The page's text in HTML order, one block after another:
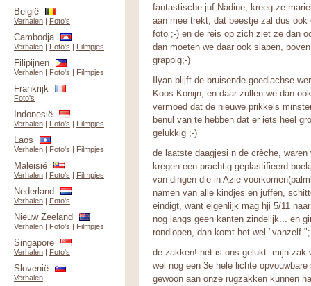
fantastische juf Nadine, kreeg ze
aan mee trekt, dat beestje zal dus
foto ;-) en de reis op zich ziet ze dan
dan moeten we daar ook slapen,
grappig;-)
Ilyan blijft de bruisende goedlachse
Koos Konijn, en daar zullen we dan
vermoed dat de nieuwe prikkels
benul van te hebben dat er iets heel
gelukkig ;-)
de laatste daagjesi n de crèche,
kregen een prachtig geplastifieerd
van dingen die in Azie
namen van alle kindjes en juffen,
eindigt, want eigenlijk mag hji 5/11
nog langs geen kanten zindelijk... en
rondlopen, dan komt het wel "vanzelf
de zakken! het is ons gelukt: mijn zak
wel nog een 3e hele lichte
gewoon aan onze rugzakken kunnen
België
Verhalen | Foto's
Cambodja
Verhalen | Foto's | Filmpjes
Filipijnen
Verhalen | Foto's | Filmpjes
Frankrijk
Foto's
Indonesië
Verhalen | Foto's | Filmpjes
Laos
Verhalen | Foto's | Filmpjes
Maleisië
Verhalen | Foto's | Filmpjes
Nederland
Verhalen | Foto's
Nieuw Zeeland
Verhalen | Foto's | Filmpjes
Singapore
Verhalen | Foto's
Slovenië
Verhalen